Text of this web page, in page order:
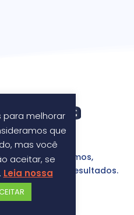
por onde passamos,
com foco em resultados.
para melhorar
que
mas você
aceitar, se
Leia nossa